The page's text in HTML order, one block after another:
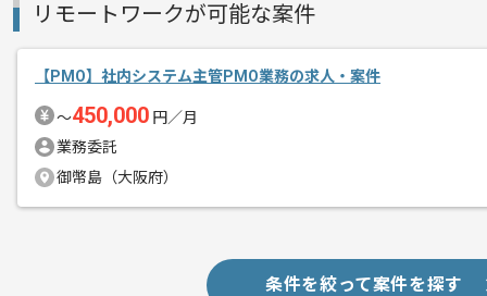
新しいアイディアや技術を積極的に導入
スキルアップされたい方、長期的に参
リモートワークが可能な案件
【PMO】社内システム主管PMO業務の求人・案件
〜450,000 円／月
業務委託
御幣島（大阪府）
条件を絞って案件を探す